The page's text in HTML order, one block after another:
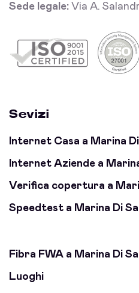
Sede legale: Via A.
Sevizi
Internet Casa a Marina
Internet Aziende a
Verifica copertura a
Speedtest a Marina Di
Fibra FWA a Marina Di
Luoghi